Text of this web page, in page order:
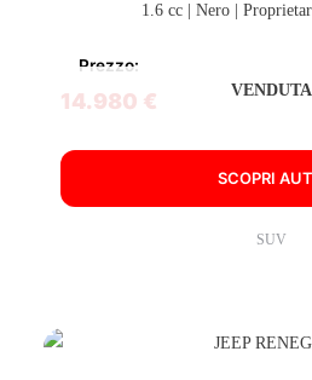
VENDUTA
1.6 cc | Nero |
Prezzo:
14.980 €
SCOPRI
SUV